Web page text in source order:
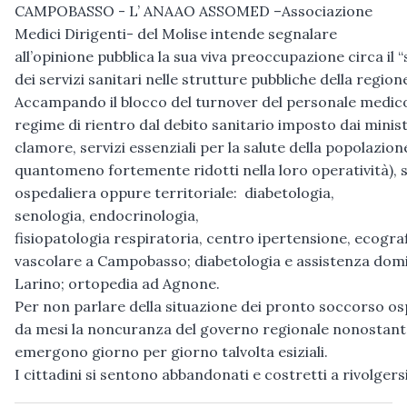
CAMPOBASSO - L’ ANAAO ASSOMED –Associazione
Medici Dirigenti- del Molise intende segnalare
all’opinione pubblica la sua viva preoccupazione circa il
dei servizi sanitari nelle strutture pubbliche della
Accampando il blocco del turnover del personale
regime di rientro dal debito sanitario imposto dai
clamore, servizi essenziali per la salute della
quantomeno fortemente ridotti nella loro operatività),
ospedaliera oppure territoriale: diabetologia,
senologia, endocrinologia,
fisiopatologia respiratoria, centro ipertensione,
vascolare a Campobasso; diabetologia e assistenza
Larino; ortopedia ad Agnone.
Per non parlare della situazione dei pronto soccorso
da mesi la noncuranza del governo regionale
emergono giorno per giorno talvolta esiziali.
I cittadini si sentono abbandonati e costretti a